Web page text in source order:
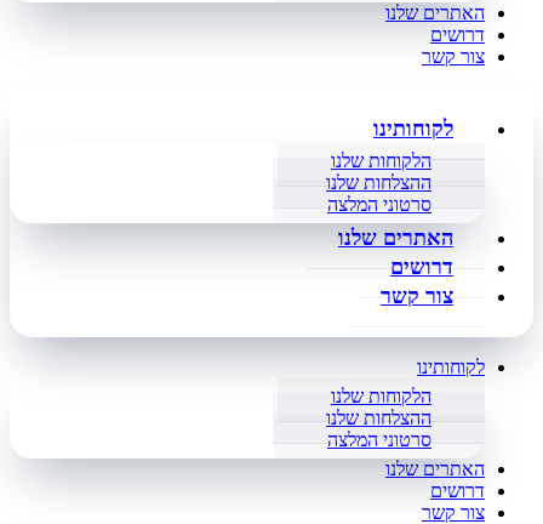
האתרים שלנו
דרושים
צור קשר
לקוחותינו
הלקוחות שלנו
ההצלחות שלנו
סרטוני המלצה
האתרים שלנו
דרושים
צור קשר
לקוחותינו
הלקוחות שלנו
ההצלחות שלנו
סרטוני המלצה
האתרים שלנו
דרושים
צור קשר